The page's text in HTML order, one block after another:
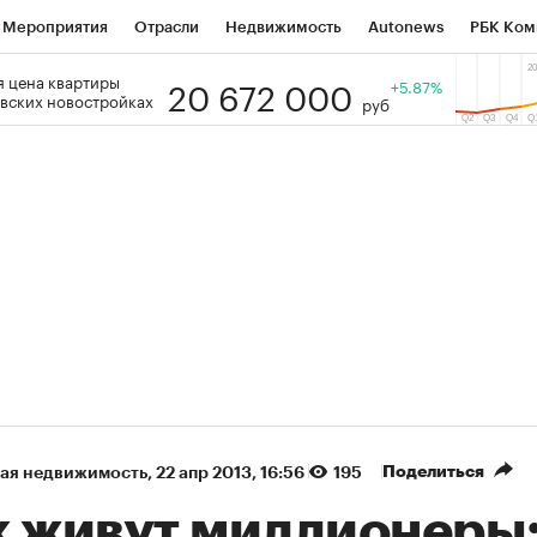
Мероприятия Отрасли Недвижимость Autonews РБК
РБК Образование Тренды
цена квартиры
новостройках
20 672 000 руб
+5.87%
недвижимость⁠, 22 апр 2013, 16:56 195 Поделиться